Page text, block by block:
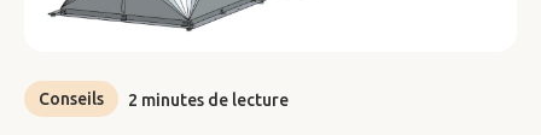
Conseils 2 minutes de lecture